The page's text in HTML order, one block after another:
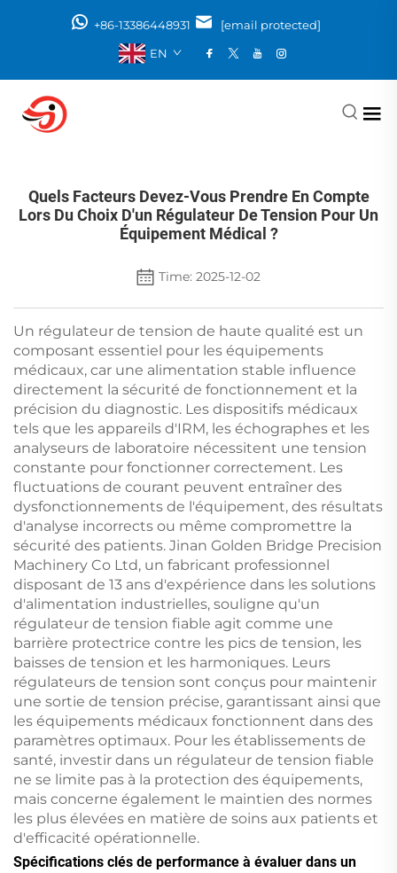
+86-13386448931
[email protected]
EN
Quels Facteurs Devez-Vous Prendre En Compte
Lors Du Choix D'un Régulateur De Tension Pour Un
Équipement Médical ?
Time: 2025-12-02
Un régulateur de tension de haute qualité est un
composant essentiel pour les équipements
médicaux, car une alimentation stable influence
directement la sécurité de fonctionnement et la
précision du diagnostic. Les dispositifs médicaux
tels que les appareils d'IRM, les échographes et les
analyseurs de laboratoire nécessitent une tension
constante pour fonctionner correctement. Les
fluctuations de courant peuvent entraîner des
dysfonctionnements de l'équipement, des résultats
d'analyse incorrects ou même compromettre la
sécurité des patients. Jinan Golden Bridge Precision
Machinery Co Ltd, un fabricant professionnel
disposant de 13 ans d'expérience dans les solutions
d'alimentation industrielles, souligne qu'un
régulateur de tension fiable agit comme une
barrière protectrice contre les pics de tension, les
baisses de tension et les harmoniques. Leurs
régulateurs de tension sont conçus pour maintenir
une sortie de tension précise, garantissant ainsi que
les équipements médicaux fonctionnent dans des
paramètres optimaux. Pour les établissements de
santé, investir dans un régulateur de tension fiable
ne se limite pas à la protection des équipements,
mais concerne également le maintien des normes
les plus élevées en matière de soins aux patients et
d'efficacité opérationnelle.
Spécifications clés de performance à évaluer dans un